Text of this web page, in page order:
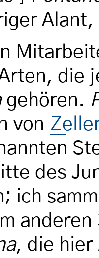
die
gehören.
von
des
ich
, die hier